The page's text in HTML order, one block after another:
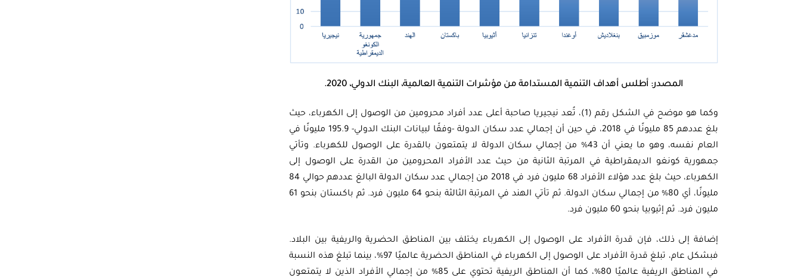
المصدر: أطلس أهداف التنمية المستدامة من مؤشرات التنمية العالمية، البنك الدولي، 2020.
وكما هو موضح في الشكل رقم (1)، تُعد نيجيريا صاحبة أعلى عدد أفراد محرومين من الوصول إلى الكهرباء، حيث
بلغ عددهم 85 مليونًا في 2018، في حين أن إجمالي عدد سكان الدولة -وفقًا لبيانات البنك الدولي- 195.9 مليونًا في
العام نفسه، وهو ما يعني أن 43% من إجمالي سكان الدولة لا يتمتعون بالقدرة على الوصول للكهرباء. وتأتي
جمهورية كونغو الديمقراطية في المرتبة الثانية من حيث عدد الأفراد المحرومين من القدرة على الوصول إلى
الكهرباء، حيث بلغ عدد هؤلاء الأفراد 68 مليون فرد في 2018 من إجمالي عدد سكان الدولة البالغ عددهم حوالي 84
مليونًا، أي 80% من إجمالي سكان الدولة. ثم تأتي الهند في المرتبة الثالثة بنحو 64 مليون فرد. ثم باكستان بنحو 61
مليون فرد. ثم إثيوبيا بنحو 60 مليون فرد.
إضافة إلى ذلك، فإن قدرة الأفراد على الوصول إلى الكهرباء يختلف بين المناطق الحضرية والريفية بين البلاد.
فبشكل عام، تبلغ قدرة الأفراد على الوصول إلى الكهرباء في المناطق الحضرية عالميًا 97%، بينما تبلغ هذه النسبة
في المناطق الريفية عالميًا 80%، كما أن المناطق الريفية تحتوي على 85% من إجمالي الأفراد الذين لا يتمتعون